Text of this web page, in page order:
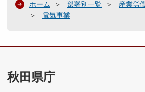
ホーム 部署別一覧 産業労
電気事業
秋田県庁